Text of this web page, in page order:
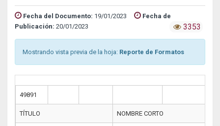
Fecha del Documento: 19/01/2023
Fecha de
Publicación: 20/01/2023 3353
Mostrando vista previa de la hoja: Reporte de Formatos
49891
TÍTULO NOMBRE CORTO